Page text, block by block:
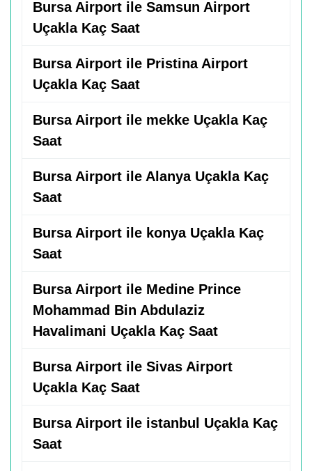
Bursa Airport ile Samsun Airport
Uçakla Kaç Saat
Bursa Airport ile Pristina Airport
Uçakla Kaç Saat
Bursa Airport ile mekke Uçakla Kaç
Saat
Bursa Airport ile Alanya Uçakla Kaç
Saat
Bursa Airport ile konya Uçakla Kaç
Saat
Bursa Airport ile Medine Prince
Mohammad Bin Abdulaziz
Havalimani Uçakla Kaç Saat
Bursa Airport ile Sivas Airport
Uçakla Kaç Saat
Bursa Airport ile istanbul Uçakla Kaç
Saat